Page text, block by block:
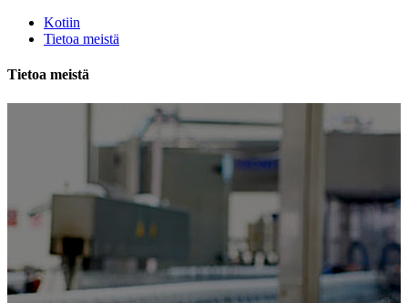
Kotiin
Tietoa meistä
Tietoa meistä